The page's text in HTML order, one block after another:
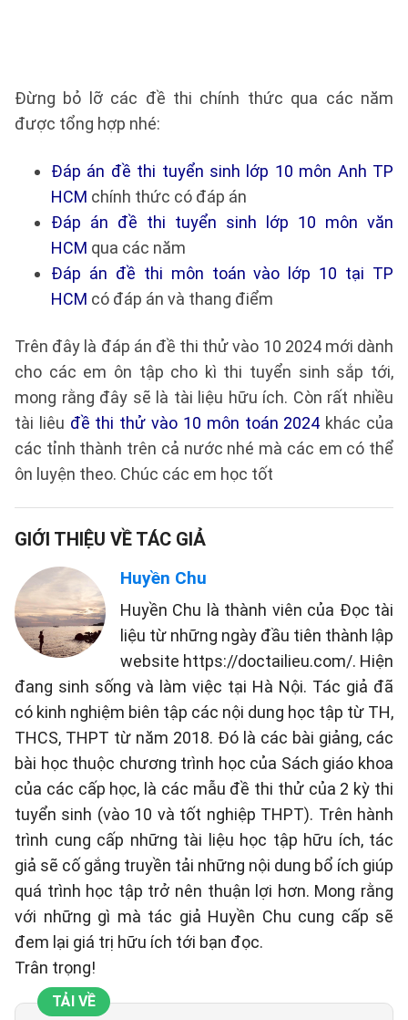
Đừng bỏ lỡ các đề thi chính thức qua các năm
được tổng hợp nhé:
Đáp án đề thi tuyển sinh lớp 10 môn Anh TP
HCM chính thức có đáp án
Đáp án đề thi tuyển sinh lớp 10 môn văn
HCM qua các năm
Đáp án đề thi môn toán vào lớp 10 tại TP
HCM có đáp án và thang điểm
Trên đây là đáp án đề thi thử vào 10 2024 mới dành
cho các em ôn tập cho kì thi tuyển sinh sắp tới,
mong rằng đây sẽ là tài liệu hữu ích. Còn rất nhiều
tài liêu đề thi thử vào 10 môn toán 2024 khác của
các tỉnh thành trên cả nước nhé mà các em có thể
ôn luyện theo. Chúc các em học tốt
GIỚI THIỆU VỀ TÁC GIẢ
Huyền Chu
Huyền Chu là thành viên của Đọc tài
liệu từ những ngày đầu tiên thành lập
website https://doctailieu.com/. Hiện
đang sinh sống và làm việc tại Hà Nội. Tác giả đã
có kinh nghiệm biên tập các nội dung học tập từ TH,
THCS, THPT từ năm 2018. Đó là các bài giảng, các
bài học thuộc chương trình học của Sách giáo khoa
của các cấp học, là các mẫu đề thi thử của 2 kỳ thi
tuyển sinh (vào 10 và tốt nghiệp THPT). Trên hành
trình cung cấp những tài liệu học tập hữu ích, tác
giả sẽ cố gắng truyền tải những nội dung bổ ích giúp
quá trình học tập trở nên thuận lợi hơn. Mong rằng
với những gì mà tác giả Huyền Chu cung cấp sẽ
đem lại giá trị hữu ích tới bạn đọc.
Trân trọng!
TẢI VỀ